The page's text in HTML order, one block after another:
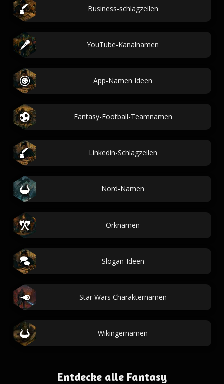
Business-schlagzeilen
YouTube-Kanalnamen
App-Namen Ideen
Fantasy-Football-Teamnamen
Linkedin-Schlagzeilen
Nord-Namen
Orknamen
Slogan-Ideen
Star Wars Charakternamen
Wikingernamen
Entdecke alle Fantasy